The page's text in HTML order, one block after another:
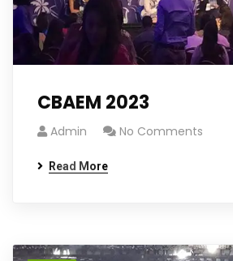
CBAEM 2023
Admin No Comments
Read More